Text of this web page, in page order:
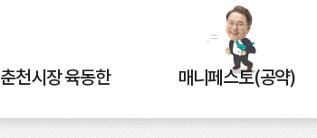
춘천시장 육동한 매니페스토(공약)